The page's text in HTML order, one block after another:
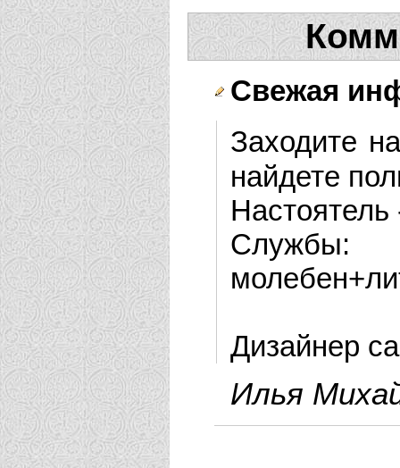
Свежая
Заходите
найдете
Службы:
Дизайнер
Илья